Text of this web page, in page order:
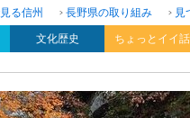
る信州 長野県の取り組み
見
文化歴史 ちょっとイイ話